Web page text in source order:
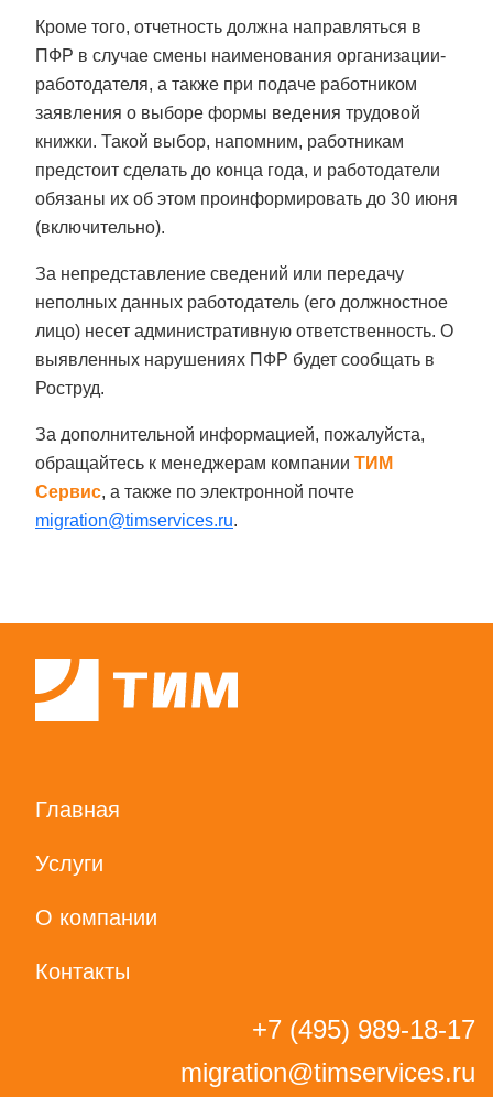
Кроме того, отчетность должна направляться в
ПФР в случае смены наименования организации-
работодателя, а также при подаче работником
заявления о выборе формы ведения трудовой
книжки. Такой выбор, напомним, работникам
предстоит сделать до конца года, и работодатели
обязаны их об этом проинформировать до 30 июня
(включительно).
За непредставление сведений или передачу
неполных данных работодатель (его должностное
лицо) несет административную ответственность. О
выявленных нарушениях ПФР будет сообщать в
Роструд.
За дополнительной информацией, пожалуйста,
обращайтесь к менеджерам компании ТИМ
Сервис, а также по электронной почте
migration@timservices.ru.
Главная
Услуги
О компании
Контакты
+7 (495) 989-18-17
migration@timservices.ru